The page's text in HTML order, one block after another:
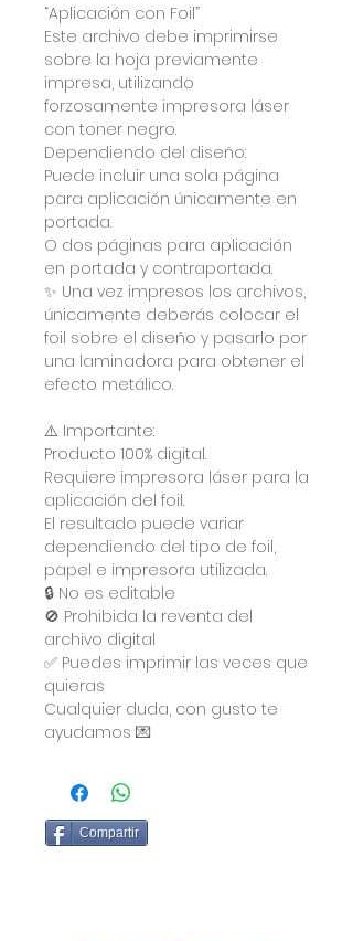
“Aplicación con Foil”
Este archivo debe imprimirse
sobre la hoja previamente
impresa, utilizando
forzosamente impresora láser
con toner negro.
Dependiendo del diseño:
Puede incluir una sola página
para aplicación únicamente en
portada.
O dos páginas para aplicación
en portada y contraportada.
✨ Una vez impresos los archivos,
únicamente deberás colocar el
foil sobre el diseño y pasarlo por
una laminadora para obtener el
efecto metálico.
⚠️ Importante:
Producto 100% digital.
Requiere impresora láser para la
aplicación del foil.
El resultado puede variar
dependiendo del tipo de foil,
papel e impresora utilizada.
🔒 No es editable
🚫 Prohibida la reventa del
archivo digital
✅ Puedes imprimir las veces que
quieras
Cualquier duda, con gusto te
ayudamos 💌
Compartir